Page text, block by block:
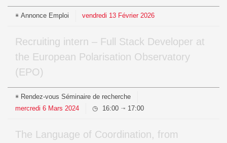
Annonce Emploi vendredi 13 Février 2026
Recruiting intern – Full Stack Developer at
the European Polarisation Observatory
(EPO)
Rendez-vous Séminaire de recherche
mercredi 6 Mars 2024 16:00 ⇥ 17:00
The Language of Coordination, from